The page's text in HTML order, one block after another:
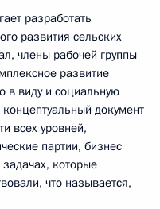
разработать
развития сельских
члены рабочей группы
развитие
в виду и социальную
документ
всех уровней,
партии, бизнес
которые
что называется,